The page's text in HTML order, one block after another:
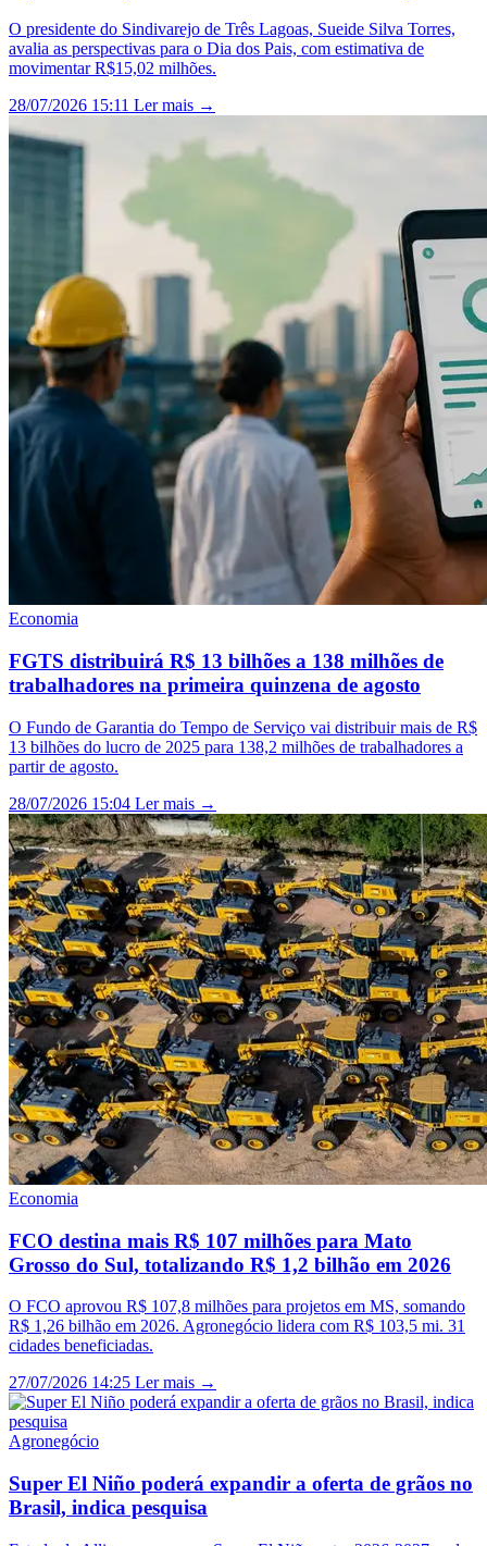
O presidente do Sindivarejo de Três Lagoas, Sueide Silva Torres,
avalia as perspectivas para o Dia dos Pais, com estimativa de
movimentar R$15,02 milhões.
28/07/2026 15:11 Ler mais →
Economia
FGTS distribuirá R$ 13 bilhões a 138 milhões de
trabalhadores na primeira quinzena de agosto
O Fundo de Garantia do Tempo de Serviço vai distribuir mais de R$
13 bilhões do lucro de 2025 para 138,2 milhões de trabalhadores a
partir de agosto.
28/07/2026 15:04 Ler mais →
Economia
FCO destina mais R$ 107 milhões para Mato
Grosso do Sul, totalizando R$ 1,2 bilhão em 2026
O FCO aprovou R$ 107,8 milhões para projetos em MS, somando
R$ 1,26 bilhão em 2026. Agronegócio lidera com R$ 103,5 mi. 31
cidades beneficiadas.
27/07/2026 14:25 Ler mais →
Agronegócio
Super El Niño poderá expandir a oferta de grãos no
Brasil, indica pesquisa